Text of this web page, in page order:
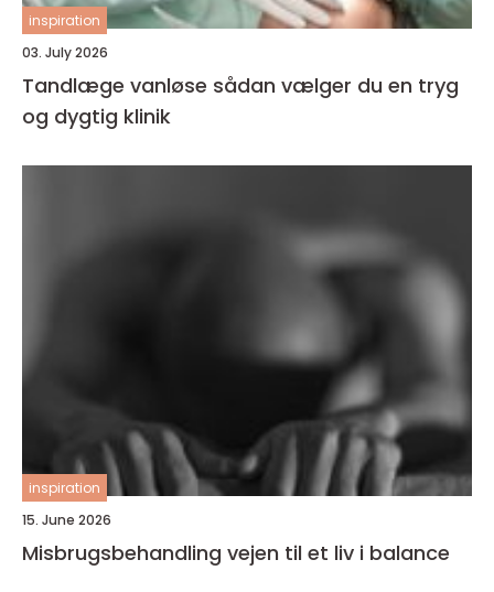
inspiration
03. July 2026
Tandlæge vanløse sådan vælger du en tryg
og dygtig klinik
inspiration
15. June 2026
Misbrugsbehandling vejen til et liv i balance